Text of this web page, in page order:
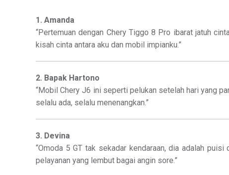
1. Amanda
“Pertemuan dengan Chery Tiggo 8 Pro ibarat jatuh
kisah cinta antara aku dan mobil impianku.”
2. Bapak Hartono
“Mobil Chery J6 ini seperti pelukan setelah hari yang
selalu ada, selalu menenangkan.”
3. Devina
“Omoda 5 GT tak sekadar kendaraan, dia adalah
pelayanan yang lembut bagai angin sore.”